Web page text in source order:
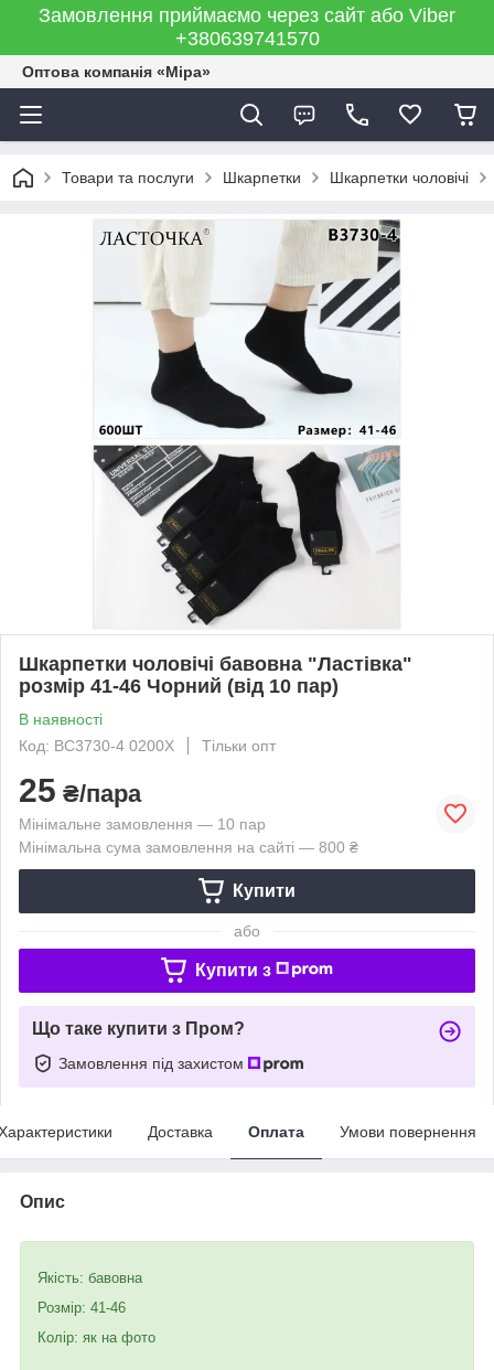
Замовлення приймаємо через сайт або Viber
+380639741570
Оптова компанія «Міра»
Товари та послуги Шкарпетки Шкарпетки чоловічі
Шкарпетки чоловічі бавовна "Ластівка"
розмір 41-46 Чорний (від 10 пар)
В наявності
Код: BC3730-4 0200X
Тільки опт
25 ₴/пара
Мінімальне замовлення — 10 пар
Мінімальна сума замовлення на сайті — 800 ₴
Купити
або
Купити з
Що таке купити з Пром?
Замовлення під захистом
Доставка Оплата Умови повернення
Опис
Якість: бавовна
Розмір: 41-46
Колір: як на фото